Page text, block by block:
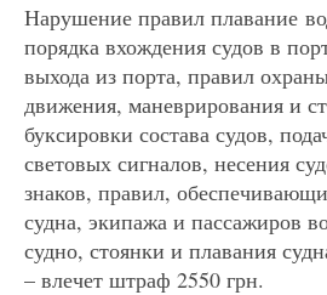
Нарушение правил плавание
порядка вхождения судов в
выхода из порта, правил
движения, маневрирования и
буксировки состава судов,
световых сигналов, несения
знаков, правил,
судна, экипажа и пассажиров
судно, стоянки и плавания
– влечет штраф 2550 грн.